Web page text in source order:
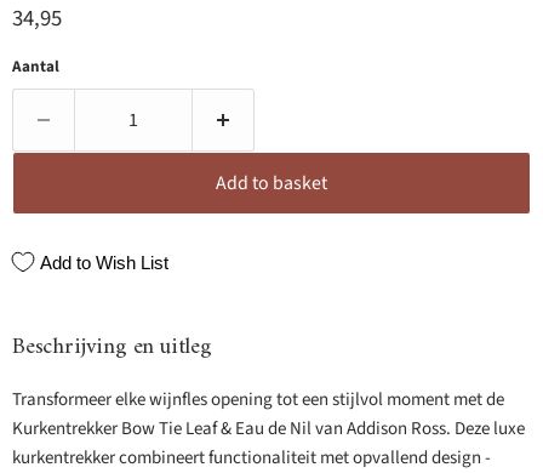
Huidige prijs
34,95
Aantal
Add to basket
Add to Wish List
Beschrijving en uitleg
Transformeer elke wijnfles opening tot een stijlvol moment met de
Kurkentrekker Bow Tie Leaf & Eau de Nil van Addison Ross. Deze luxe
kurkentrekker combineert functionaliteit met opvallend design -